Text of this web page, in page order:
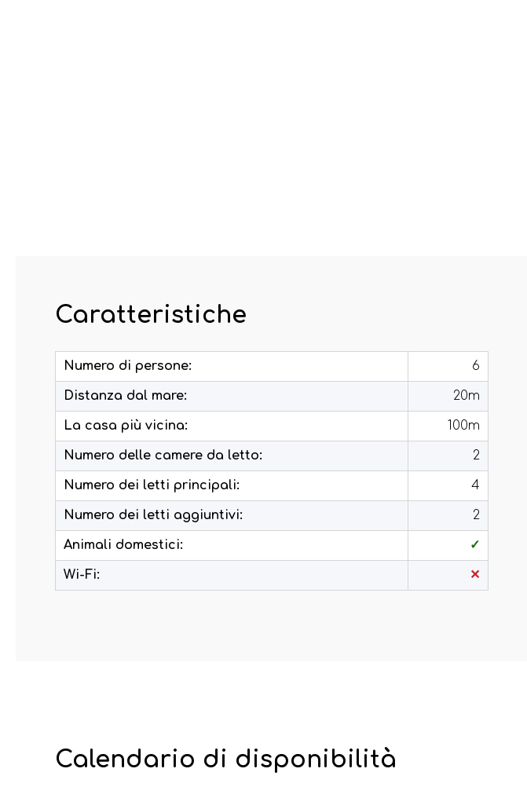
Caratteristiche
Numero di persone: 6
Distanza dal mare: 20m
La casa più vicina: 100m
Numero delle camere da letto: 2
Numero dei letti principali: 4
Numero dei letti aggiuntivi: 2
Animali domestici: ✓
Wi-Fi: ✕
Calendario di disponibilità